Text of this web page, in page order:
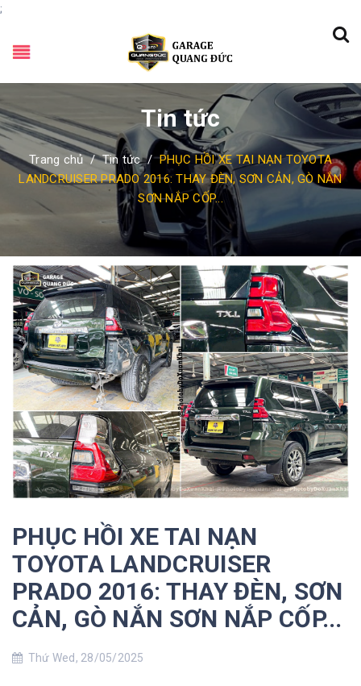
;
Tin tức
Trang chủ / Tin tức / PHỤC HỒI XE TAI NẠN TOYOTA
LANDCRUISER PRADO 2016: THAY ĐÈN, SƠN CẢN, GÒ NẮN
SƠN NẮP CỐP...
PHỤC HỒI XE TAI NẠN
TOYOTA LANDCRUISER
PRADO 2016: THAY ĐÈN, SƠN
CẢN, GÒ NẮN SƠN NẮP CỐP...
Thứ Wed, 28/05/2025